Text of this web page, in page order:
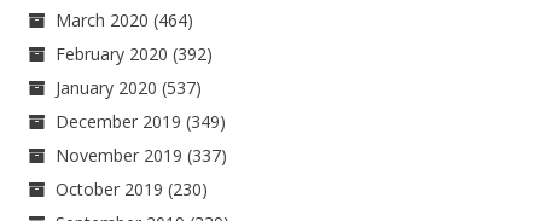
March 2020 (464)
February 2020 (392)
January 2020 (537)
December 2019 (349)
November 2019 (337)
October 2019 (230)